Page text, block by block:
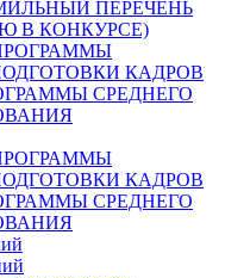
ПЕРЕЧЕНЬ
В КОНКУРСЕ)
КАДРОВ
СРЕДНЕГО
КАДРОВ
СРЕДНЕГО